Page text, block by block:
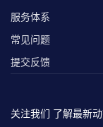
服务体系
常见问题
提交反馈
关注我们 了解最新